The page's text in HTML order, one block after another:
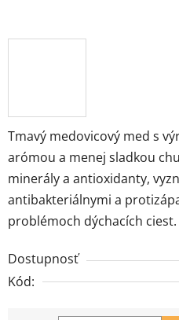
Tmavý medovicový med s
arómou a menej sladkou
minerály a antioxidanty,
antibakteriálnymi a
problémoch dýchacích ciest.
Dostupnosť
Kód: